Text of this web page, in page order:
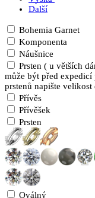
Další
Bohemia Garnet
Komponenta
Náušnice
Prsten ( u větších
může být před
prstenů napište
Přívěs
Přívěšek
Prsten
Oválný